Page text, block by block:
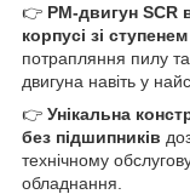
👉 PM-двигун SCR
корпусі зі
потрапляння пилу
двигуна навіть у
👉 Унікальна
без підшипників
технічному
обладнання.